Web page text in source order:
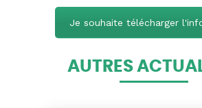
Je souhaite télécharger
AUTRES